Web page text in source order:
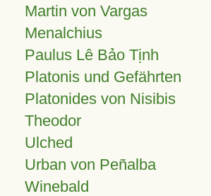
Martin von Vargas
Menalchius
Paulus Lê Bảo Tịnh
Platonis und Gefährten
Platonides von Nisibis
Theodor
Ulched
Urban von Peñalba
Winebald